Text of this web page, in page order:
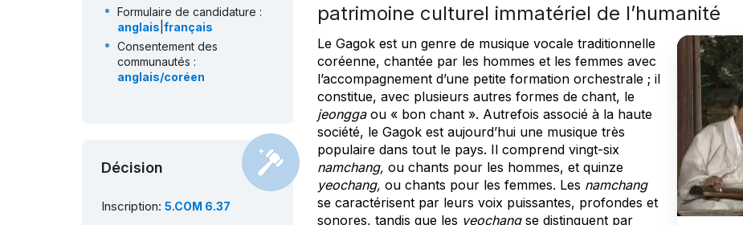
Formulaire de candidature :
anglais français
Consentement des
communautés :
anglais/coréen
Décision
Inscription: 5.COM 6.37
patrimoine culturel immatériel de l’humanité
Le Gagok est un genre de musique vocale traditionnelle
coréenne, chantée par les hommes et les femmes avec
l’accompagnement d’une petite formation orchestrale ; il
constitue, avec plusieurs autres formes de chant, le
jeonggaou « bon chant ». Autrefois associé à la haute
société, le Gagok est aujourd’hui une musique très
populaire dans tout le pays. Il comprend vingt-six
namchang, ou chants pour les hommes, et quinze
yeochang, ou chants pour les femmes. Les namchang
se caractérisent par leurs voix puissantes, profondes et
sonores, tandis que les yeochangse distinguent par